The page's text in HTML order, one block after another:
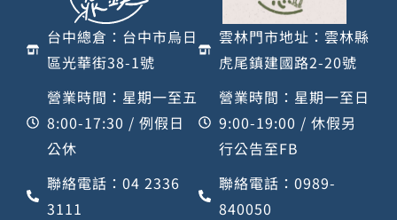
台中總倉：台中市烏日
區光華街38-1號
營業時間：星期一至五
8:00-17:30 / 例假日
公休
聯絡電話：04 2336
3111
雲林門市地址：雲林縣
虎尾鎮建國路2-20號
營業時間：星期一至日
9:00-19:00 / 休假另
行公告至FB
聯絡電話：0989-
840050